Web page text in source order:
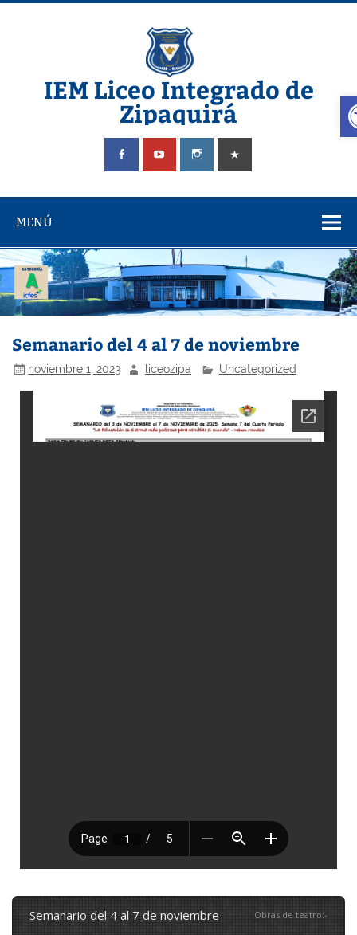
IEM Liceo Integrado de
Zipaquirá
Pagina del Liceo Integrado Zipaquira
MENÚ
Semanario del 4 al 7 de noviembre
noviembre 1, 2023 liceozipa Uncategorized
semanario del 4 al 7 de noviembre Obras de teatro:-